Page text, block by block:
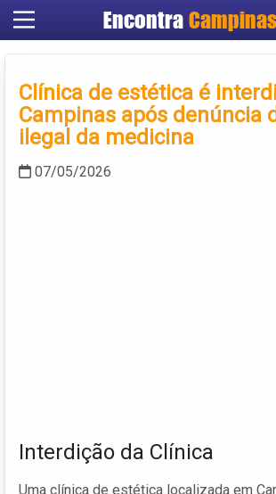
Encontra Campinas
Cadastrar
Criar conta
Clínica de estética é
Campinas após denúncia
ilegal da medicina
07/05/2026
Interdição da Clínica
Uma clínica de estética localizada em